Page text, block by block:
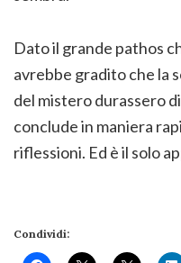
Dato il grande pathos
avrebbe gradito che la
del mistero durassero
conclude in maniera
riflessioni. Ed è il solo
Condividi: